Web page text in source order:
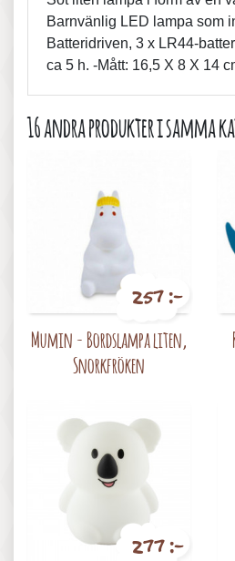
Barnvänlig LED lampa som
Batteridriven, 3 x LR44-
ca 5 h. -Mått: 16,5 X 8 X 14
16 andra produkter i samma
257 :-
Mumin - Bordslampa liten,
Snorkfröken
277 :-